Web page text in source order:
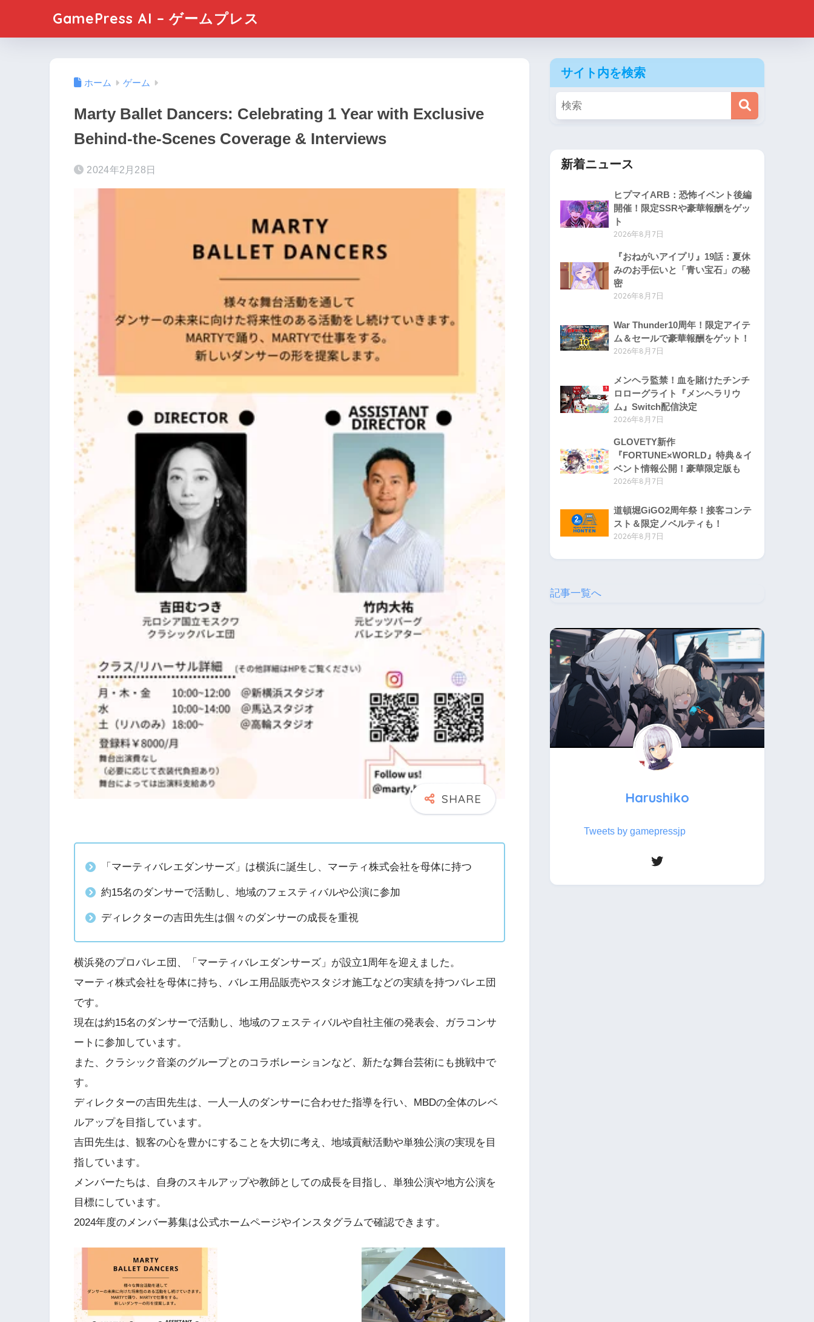
GamePress AI – ゲームプレス
ホーム ゲーム
Marty Ballet Dancers: Celebrating 1 Year with Exclusive
Behind-the-Scenes Coverage & Interviews
2024年2月28日
「マーティバレエダンサーズ」は横浜に誕生し、マーティ株式会社を母体に持つ
約15名のダンサーで活動し、地域のフェスティバルや公演に参加
ディレクターの吉田先生は個々のダンサーの成長を重視
横浜発のプロバレエ団、「マーティバレエダンサーズ」が設立1周年を迎えました。
マーティ株式会社を母体に持ち、バレエ用品販売やスタジオ施工などの実績を持つバレエ団
です。
現在は約15名のダンサーで活動し、地域のフェスティバルや自社主催の発表会、ガラコンサ
ートに参加しています。
また、クラシック音楽のグループとのコラボレーションなど、新たな舞台芸術にも挑戦中で
す。
ディレクターの吉田先生は、一人一人のダンサーに合わせた指導を行い、MBDの全体のレベ
ルアップを目指しています。
吉田先生は、観客の心を豊かにすることを大切に考え、地域貢献活動や単独公演の実現を目
指しています。
メンバーたちは、自身のスキルアップや教師としての成長を目指し、単独公演や地方公演を
目標にしています。
2024年度のメンバー募集は公式ホームページやインスタグラムで確認できます。
サイト内を検索
新着ニュース
ヒプマイARB：恐怖イベント後編
開催！限定SSRや豪華報酬をゲッ
ト
2026年8月7日
『おねがいアイプリ』19話：夏休
みのお手伝いと「青い宝石」の秘
密
2026年8月7日
War Thunder10周年！限定アイテ
ム＆セールで豪華報酬をゲット！
2026年8月7日
メンヘラ監禁！血を賭けたチンチ
ロローグライト『メンヘラリウ
ム』Switch配信決定
2026年8月7日
GLOVETY新作
『FORTUNE×WORLD』特典＆イ
ベント情報公開！豪華限定版も
2026年8月7日
道頓堀GiGO2周年祭！接客コンテ
スト＆限定ノベルティも！
2026年8月7日
記事一覧へ
Harushiko
Tweets by gamepressjp